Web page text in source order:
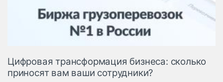
Цифровая трансформация бизнеса: сколько
приносят вам ваши сотрудники?